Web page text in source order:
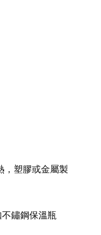
，塑膠或金屬製
鏽鋼保溫瓶